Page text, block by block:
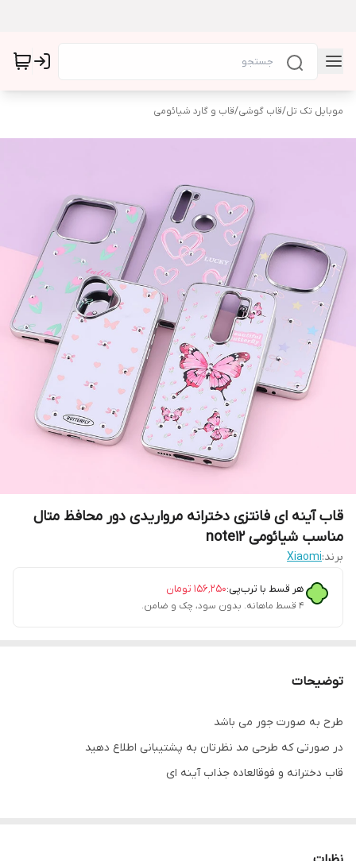
موبایل تک تل/قاب گوشی/قاب و گارد شیائومی
قاب آینه ای فانتزی دخترانه مرواریدی دور محافظ متال
مناسب شیائومی note12
برند:Xiaomi
هر قسط با ترب‌پی:۱۵۶٬۲۵۰ تومان
۴ قسط ماهانه. بدون سود، چک و ضامن.
توضیحات
طرح به صورت جور می باشد
در صورتی که طرحی مد نظرتان به پشتیبانی اطلاع دهید
قاب دخترانه و فوقالعاده جذاب آینه ای